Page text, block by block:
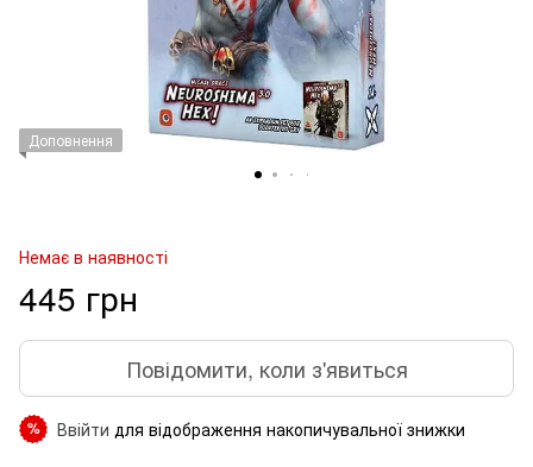
Доповнення
Немає в наявності
445 грн
Повідомити, коли з'явиться
% Ввійти для відображення накопичувальної знижки